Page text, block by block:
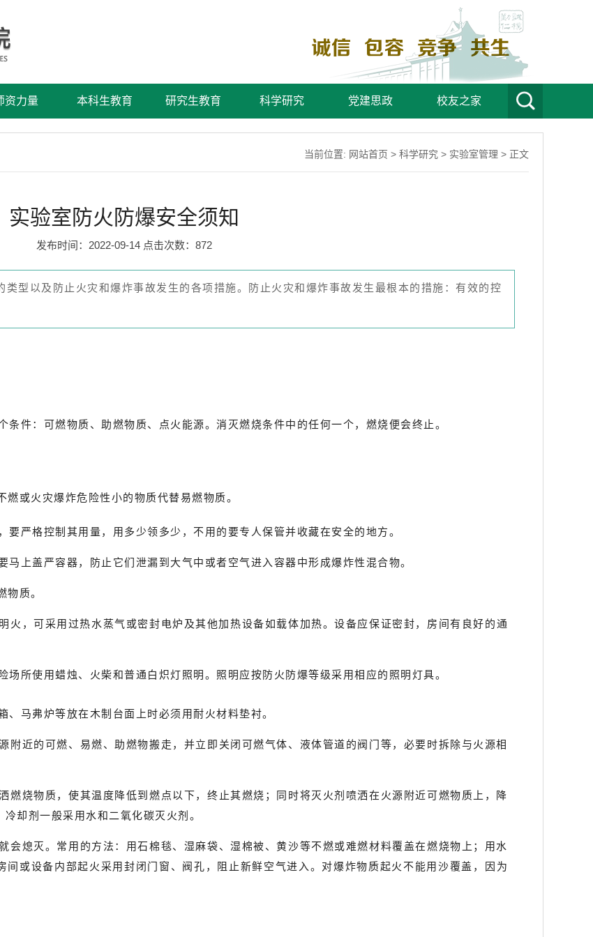
资力量 本科生教育 研究生教育 科学研究 党建思政 校友之家
当前位置: 网站首页 > 科学研究 > 实验室管理 > 正文
实验室防火防爆安全须知
发布时间：2022-09-14 点击次数： 872
型以及防止火灾和爆炸事故发生的各项措施。防止火灾和爆炸事故发生最根本的措施：有效的控
件：可燃物质、助燃物质、点火能源。消灭燃烧条件中的任何一个，燃烧便会终止。
或火灾爆炸危险性小的物质代替易燃物质。
要严格控制其用量，用多少领多少，不用的要专人保管并收藏在安全的地方。
上盖严容器，防止它们泄漏到大气中或者空气进入容器中形成爆炸性混合物。
质。
，可采用过热水蒸气或密封电炉及其他加热设备如载体加热。设备应保证密封，房间有良好的通
所使用蜡烛、火柴和普通白炽灯照明。照明应按防火防爆等级采用相应的照明灯具。
马弗炉等放在木制台面上时必须用耐火材料垫衬。
附近的可燃、易燃、助燃物搬走，并立即关闭可燃气体、液体管道的阀门等，必要时拆除与火源相
燃烧物质，使其温度降低到燃点以下，终止其燃烧；同时将灭火剂喷洒在火源附近可燃物质上，降
却剂一般采用水和二氧化碳灭火剂。
会熄灭。常用的方法：用石棉毯、湿麻袋、湿棉被、黄沙等不燃或难燃材料覆盖在燃烧物上；用水
或设备内部起火采用封闭门窗、阀孔，阻止新鲜空气进入。对爆炸物质起火不能用沙覆盖，因为